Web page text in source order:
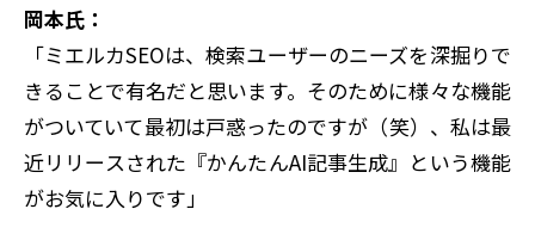
岡本氏：
「ミエルカSEOは、検索ユーザーのニーズを深掘りで
きることで有名だと思います。そのために様々な機能
がついていて最初は戸惑ったのですが（笑）、私は最
近リリースされた『かんたんAI記事生成』という機能
がお気に入りです」